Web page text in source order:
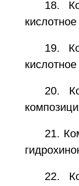
18.
19.
20.
21.
22.